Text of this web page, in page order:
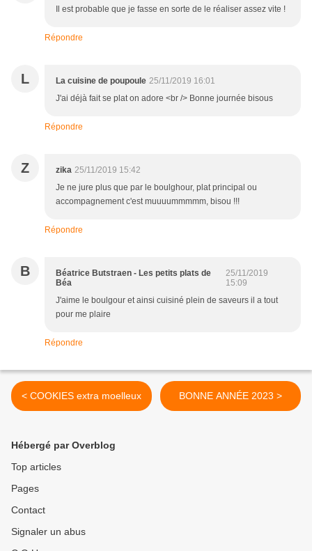
Il est probable que je fasse en sorte de le réaliser assez vite !
Répondre
L La cuisine de poupoule 25/11/2019 16:01
J'ai déjà fait se plat on adore <br /> Bonne journée bisous
Répondre
Z zika 25/11/2019 15:42
Je ne jure plus que par le boulghour, plat principal ou
accompagnement c'est muuuummmmm, bisou !!!
Répondre
B
Béatrice Butstraen - Les petits plats de
Béa
25/11/2019
15:09
J'aime le boulgour et ainsi cuisiné plein de saveurs il a tout
pour me plaire
Répondre
< COOKIES extra moelleux BONNE ANNÉE 2023 >
Hébergé par Overblog
Top articles
Pages
Contact
Signaler un abus